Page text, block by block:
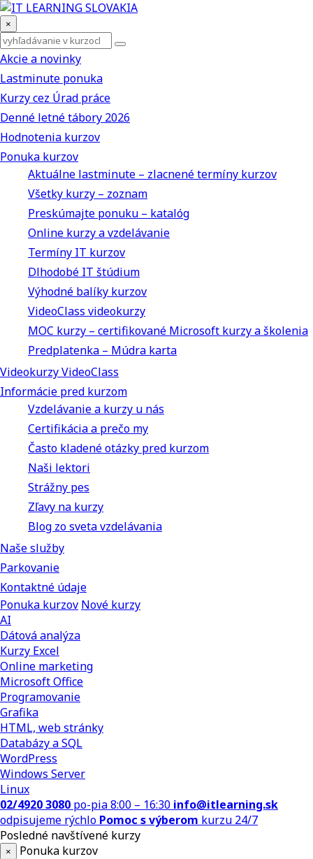
×
Akcie a novinky
Lastminute ponuka
Kurzy cez Úrad práce
Denné letné tábory 2026
Hodnotenia kurzov
Ponuka kurzov
Aktuálne lastminute – zlacnené termíny kurzov
Všetky kurzy – zoznam
Preskúmajte ponuku – katalóg
Online kurzy a vzdelávanie
Termíny IT kurzov
Dlhodobé IT štúdium
Výhodné balíky kurzov
VideoClass videokurzy
MOC kurzy – certifikované Microsoft kurzy a školenia
Predplatenka – Múdra karta
Videokurzy VideoClass
Informácie pred kurzom
Vzdelávanie a kurzy u nás
Certifikácia a prečo my
Často kladené otázky pred kurzom
Naši lektori
Strážny pes
Zľavy na kurzy
Blog zo sveta vzdelávania
Naše služby
Parkovanie
Kontaktné údaje
Ponuka kurzov Nové kurzy
AI
Dátová analýza
Kurzy Excel
Online marketing
Microsoft Office
Programovanie
Grafika
HTML, web stránky
Databázy a SQL
WordPress
Windows Server
Linux
02/4920 3080 po-pia 8:00 – 16:30 info@itlearning.sk
odpisujeme rýchlo Pomoc s výberom kurzu 24/7
Posledné navštívené kurzy
×
Ponuka kurzov